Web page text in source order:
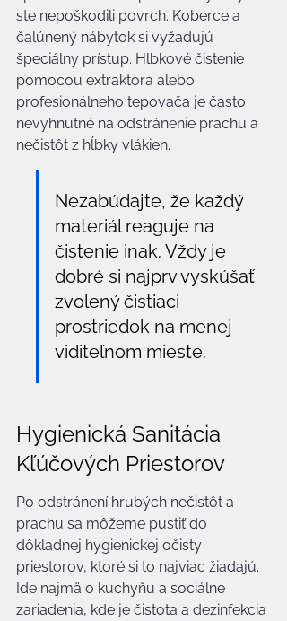
ste nepoškodili povrch. Koberce a
čalúnený nábytok si vyžadujú
špeciálny prístup. Hlbkové čistenie
pomocou extraktora alebo
profesionálneho tepovača je často
nevyhnutné na odstránenie prachu a
nečistôt z hĺbky vlákien.
Nezabúdajte, že každý
materiál reaguje na
čistenie inak. Vždy je
dobré si najprv vyskúšať
zvolený čistiaci
prostriedok na menej
viditeľnom mieste.
Hygienická Sanitácia
Kľúčových Priestorov
Po odstránení hrubých nečistôt a
prachu sa môžeme pustiť do
dôkladnej hygienickej očisty
priestorov, ktoré si to najviac žiadajú.
Ide najmä o kuchyňu a sociálne
zariadenia, kde je čistota a dezinfekcia